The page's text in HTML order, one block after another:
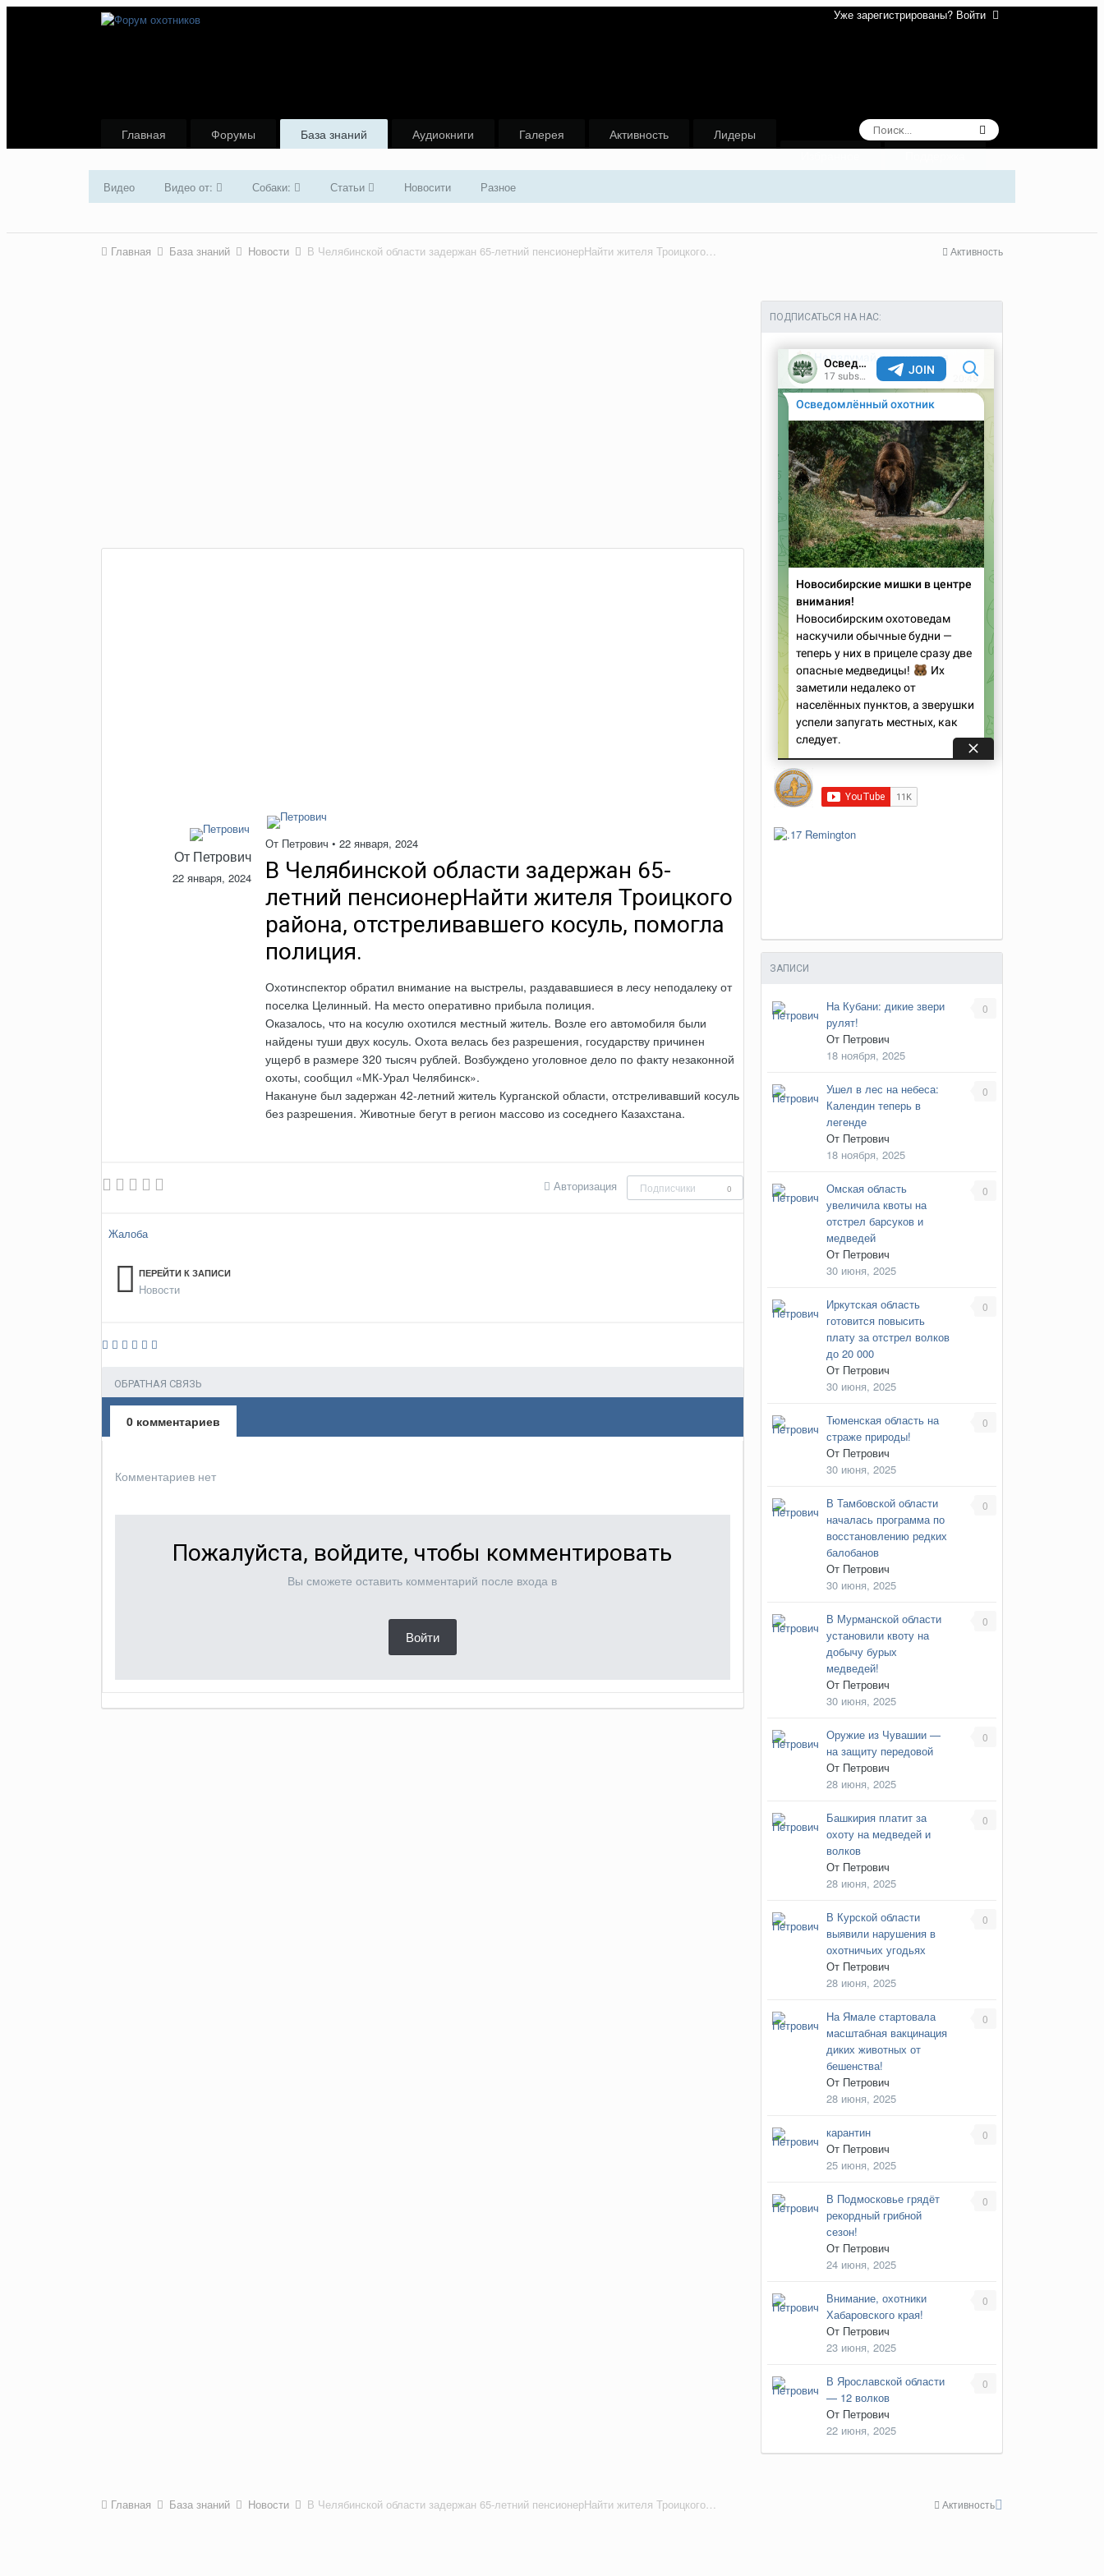
Уже зарегистрированы? Войти
Главная Форумы База знаний
Видео Видео от: Собаки: Статьи Новосити Разное
Аудиокниги Галерея Активность
Лидеры
Активность
Главная База знаний Новости В Челябинской области задержан 65-летний пенсионерНайти жителя Троицкого района, отстреливавшего косуль, помогла полиция.
От Петрович
22 января, 2024
От Петрович • 22 января, 2024
В Челябинской области задержан 65-
летний пенсионерНайти жителя Троицкого
района, отстреливавшего косуль, помогла
полиция.
Охотинспектор обратил внимание на выстрелы, раздававшиеся в лесу неподалеку от
поселка Целинный. На место оперативно прибыла полиция.
Оказалось, что на косулю охотился местный житель. Возле его автомобиля были
найдены туши двух косуль. Охота велась без разрешения, государству причинен
ущерб в размере 320 тысяч рублей. Возбуждено уголовное дело по факту незаконной
охоты, сообщил «МК-Урал Челябинск».
Накануне был задержан 42-летний житель Курганской области, отстреливавший косуль
без разрешения. Животные бегут в регион массово из соседнего Казахстана.
Авторизация Подписчики 0
Жалоба
ПЕРЕЙТИ К ЗАПИСИ
Новости
ОБРАТНАЯ СВЯЗЬ
0 комментариев
Комментариев нет
Пожалуйста, войдите, чтобы комментировать
Вы сможете оставить комментарий после входа в
Войти
ПОДПИСАТЬСЯ НА НАС:
ЗАПИСИ
0
На Кубани: дикие звери
рулят!
От Петрович
18 ноября, 2025
0
Ушел в лес на небеса:
Календин теперь в
легенде
От Петрович
18 ноября, 2025
0
Омская область
увеличила квоты на
отстрел барсуков и
медведей
От Петрович
30 июня, 2025
0
Иркутская область
готовится повысить
плату за отстрел волков
до 20 000
От Петрович
30 июня, 2025
0
Тюменская область на
страже природы!
От Петрович
30 июня, 2025
0
В Тамбовской области
началась программа по
восстановлению редких
балобанов
От Петрович
30 июня, 2025
0
В Мурманской области
установили квоту на
добычу бурых
медведей!
От Петрович
30 июня, 2025
0
Оружие из Чувашии —
на защиту передовой
От Петрович
28 июня, 2025
0
Башкирия платит за
охоту на медведей и
волков
От Петрович
28 июня, 2025
0
В Курской области
выявили нарушения в
охотничьих угодьях
От Петрович
28 июня, 2025
0
На Ямале стартовала
масштабная вакцинация
диких животных от
бешенства!
От Петрович
28 июня, 2025
0
карантин
От Петрович
25 июня, 2025
0
В Подмосковье грядёт
рекордный грибной
сезон!
От Петрович
24 июня, 2025
0
Внимание, охотники
Хабаровского края!
От Петрович
23 июня, 2025
0
В Ярославской области
— 12 волков
От Петрович
22 июня, 2025
Активность
Главная База знаний Новости В Челябинской области задержан 65-летний пенсионерНайти жителя Троицкого района, отстреливавшего косуль, помогла полиция.